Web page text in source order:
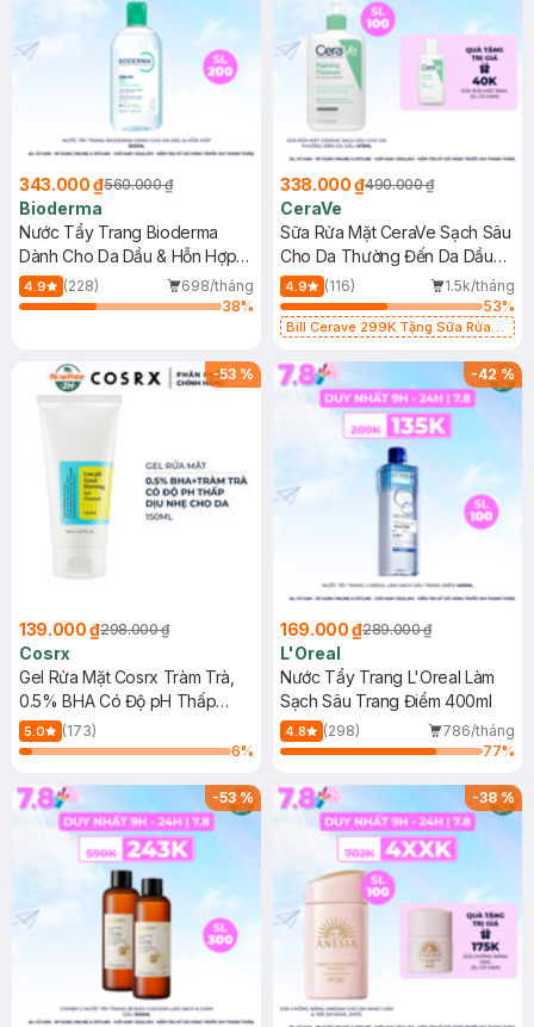
343.000 ₫560.000 ₫
Bioderma
Nước Tẩy Trang Bioderma
Dành Cho Da Dầu & Hỗn Hợp
500ml
4.9 (228)
698/tháng
38%
338.000 ₫490.000 ₫
CeraVe
Sữa Rửa Mặt CeraVe Sạch Sâu
Cho Da Thường Đến Da Dầu
473ml
4.9 (116)
1.5k/tháng
53%
Bill Cerave 299K Tặng Sữa Rửa
-53 %
139.000 ₫298.000 ₫
Cosrx
Gel Rửa Mặt Cosrx Tràm Trà,
0.5% BHA Có Độ pH Thấp
150ml
5.0
(173)
6%
-42%
169.000 ₫289.000 ₫
L'Oreal
Nước Tẩy Trang L'Oreal Làm
Sạch Sâu Trang Điểm 400ml
4.8 (298)
786/tháng
77%
-53% -38%